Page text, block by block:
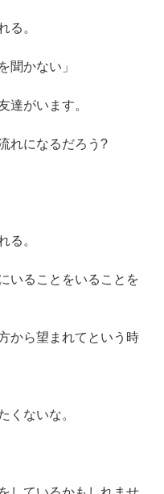
る。
聞かない」
達がいます。
れになるだろう?
る。
いることをいることを
から望まれてという時
くないな。